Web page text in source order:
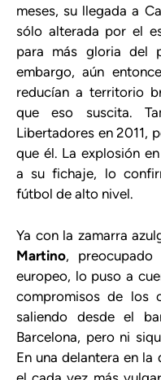
meses, su llegada a
sólo alterada por el
para más gloria del
embargo, aún
reducían a territorio
que eso suscita.
Libertadores en 2011,
que él. La explosión
a su fichaje, lo
fútbol de alto nivel.
Ya con la zamarra
Martino,
europeo, lo puso a
compromisos de los
saliendo desde el
Barcelona, pero ni
En una delantera en la